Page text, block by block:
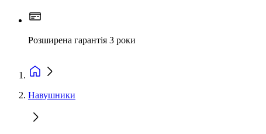
Розширена гарантія 3 роки
Навушники